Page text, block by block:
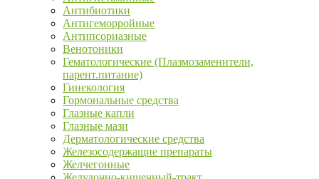
Антибиотики
Антигеморройные
Антипсориазные
Венотоники
Гематологические (Плазмозаменители,
парент.питание)
Гинекология
Гормональные средства
Глазные капли
Глазные мази
Дерматологические средства
Железосодержащие препараты
Желчегонные